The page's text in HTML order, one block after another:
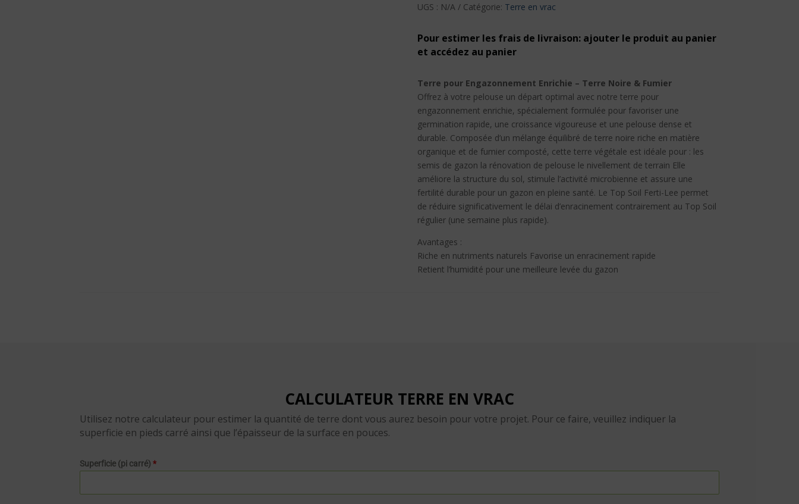
Ferti-
UGS : N/A Catégorie: Terre en vrac
Pour estimer les frais de livraison: ajouter le produit au panier
et accédez au panier
Terre pour Engazonnement Enrichie – Terre Noire & Fumier
Offrez à votre pelouse un départ optimal avec notre terre pour
engazonnement enrichie, spécialement formulée pour favoriser une
germination rapide, une croissance vigoureuse et une pelouse dense et
durable. Composée d’un mélange équilibré de terre noire riche en matière
organique et de fumier composté, cette terre végétale est idéale pour : les
semis de gazon la rénovation de pelouse le nivellement de terrain Elle
améliore la structure du sol, stimule l’activité microbienne et assure une
fertilité durable pour un gazon en pleine santé. Le Top Soil Ferti-Lee permet
de réduire significativement le délai d’enracinement contrairement au Top Soil
régulier (une semaine plus rapide).
Avantages :
Riche en nutriments naturels Favorise un enracinement rapide
Retient l’humidité pour une meilleure levée du gazon
CALCULATEUR TERRE EN VRAC
Utilisez notre calculateur pour estimer la quantité de terre dont vous aurez besoin pour votre projet. Pour ce faire, veuillez indiquer la
superficie en pieds carré ainsi que l’épaisseur de la surface en pouces.
Superficie (pi carré)*